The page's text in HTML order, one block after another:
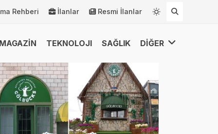
Rehberi İlanlar Resmi İlanlar
MAGAZİN TEKNOLOJI SAĞLIK DİĞER